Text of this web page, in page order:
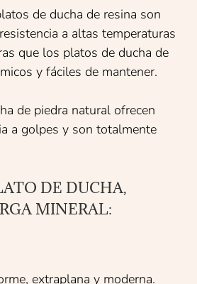
de ducha de resina son
a altas temperaturas
que los platos de ducha de
y fáciles de mantener.
de piedra natural ofrecen
a golpes y son totalmente
DE DUCHA,
MINERAL:
extraplana y moderna.